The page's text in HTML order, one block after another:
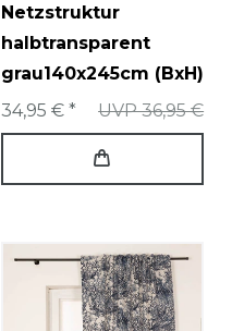
Netzstruktur
halbtransparent
grau140x245cm (BxH)
UVP 36,95 €
34,95 € *